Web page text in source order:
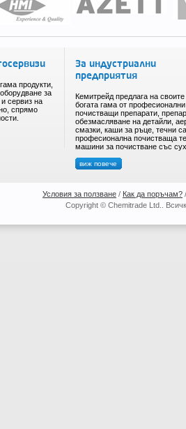
продукти,
за
сервиз на
спрямо
За индустриални
предприятия
Кемитрейд предлага на своите
богата гама от професионални
почистващи препарати,
обезмасляване на детайли,
смазки, каши за ръце, течни
професионална почистваща
машини за почистване със
виж повече
Условия за ползване / Как да поръчам?
Copyright © Chemitrade Ltd..